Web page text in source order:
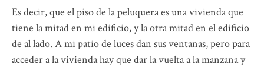
Es decir, que el piso de la peluquera es una vivienda que
tiene la mitad en mi edificio, y la otra mitad en el edificio
de al lado. A mi patio de luces dan sus ventanas, pero para
acceder a la vivienda hay que dar la vuelta a la manzana y